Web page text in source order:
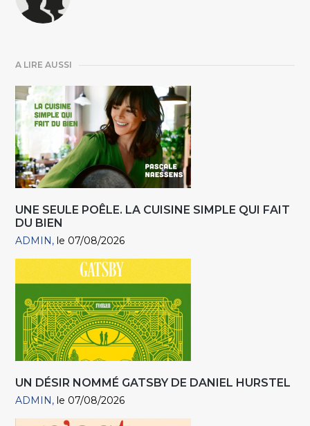
A LIRE AUSSI
UNE SEULE POÊLE. LA CUISINE SIMPLE QUI FAIT
DU BIEN
ADMIN le 07/08/2026
UN DÉSIR NOMMÉ GATSBY DE DANIEL HURSTEL
ADMIN le 07/08/2026